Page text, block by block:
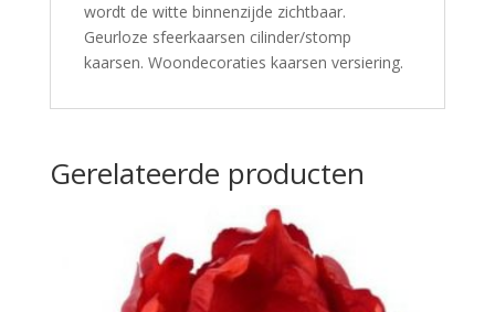
wordt de witte binnenzijde zichtbaar.
Geurloze sfeerkaarsen cilinder/stomp
kaarsen. Woondecoraties kaarsen versiering.
Gerelateerde producten